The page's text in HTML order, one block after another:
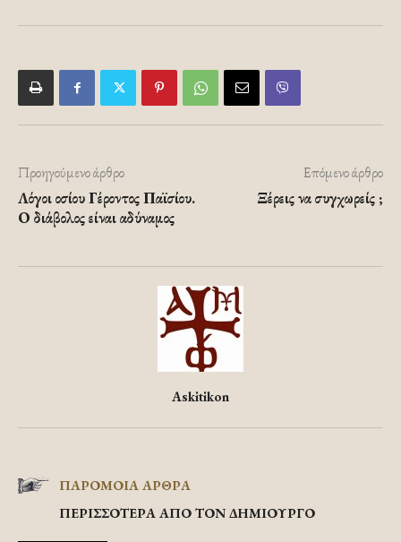
Προηγούμενο άρθρο
Λόγοι οσίου Γέροντος Παϊσίου.
Ο διάβολος είναι αδύναμος
Επόμενο άρθρο
Ξέρεις να συγχωρείς ;
Askitikon
ΠΑΡΟΜΟΙΑ ΑΡΘΡΑ
ΠΕΡΙΣΣΟΤΕΡΑ ΑΠΟ ΤΟΝ ΔΗΜΙΟΥΡΓΟ